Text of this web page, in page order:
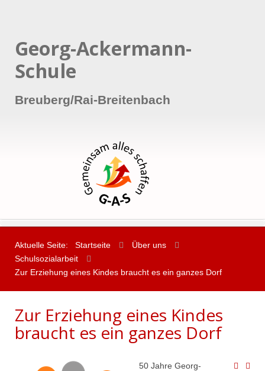
Georg-Ackermann-
Schule
Breuberg/Rai-Breitenbach
Aktuelle Seite: Startseite
Über uns
Schulsozialarbeit
Zur Erziehung eines Kindes braucht es ein ganzes Dorf
Zur Erziehung eines Kindes
braucht es ein ganzes Dorf
50 Jahre Georg-